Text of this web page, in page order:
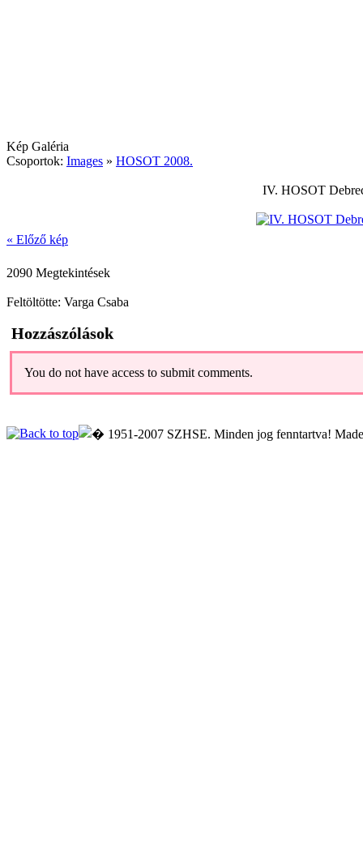
Kép Galéria
Csoportok: Images » HOSOT 2008.
IV. HOSOT
« Előző kép
2090 Megtekintések
Feltöltötte: Varga Csaba
Hozzászólások
You do not have access to submit comments.